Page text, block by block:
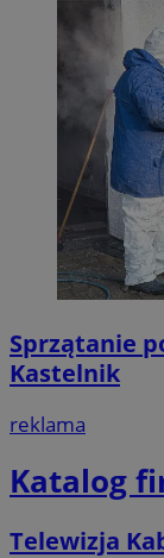
Sprzątanie
Kastelnik
reklama
Katalog
Telewizja